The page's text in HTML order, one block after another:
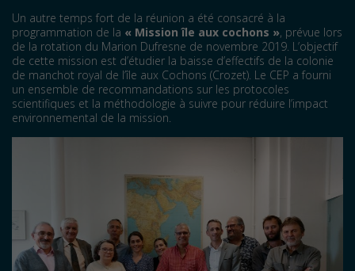
Un autre temps fort de la réunion a été consacré à la
programmation de la « Mission île aux cochons », prévue lors
de la rotation du Marion Dufresne de novembre 2019. L’objectif
de cette mission est d’étudier la baisse d’effectifs de la colonie
de manchot royal de l’île aux Cochons (Crozet). Le CEP a fourni
un ensemble de recommandations sur les protocoles
scientifiques et la méthodologie à suivre pour réduire l’impact
environnemental de la mission.